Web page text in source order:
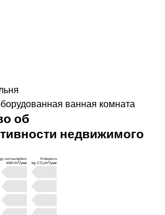
ванная комната
об
недвижимого
consumption
kWh/m²/year
Emissions
kg CO₂/m²/year